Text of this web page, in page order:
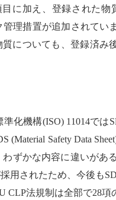
目に加え、登録された物
理措置が追加されてい
質についても、登録済み
準化機構(ISO) 11014では
(Material Safety Data
ずかな内容に違いがあ
用されたため、今後も
CLP法規制は全部で28項